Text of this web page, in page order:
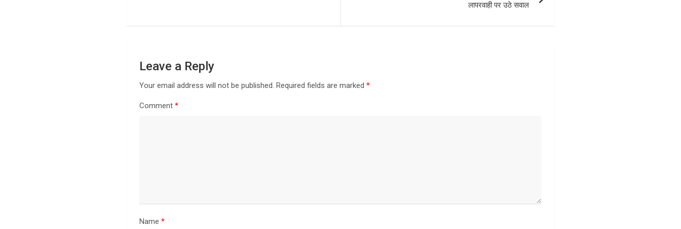
लापरवाही पर उठे सवाल
Leave a Reply
Your email address will not be published. Required fields are marked*
Comment*
Name*